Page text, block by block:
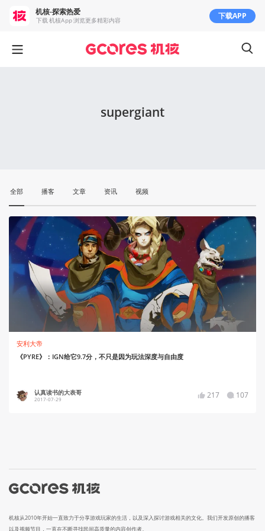
supergiant
全部 播客 文章 资讯 视频
安利大帝
《PYRE》：IGN给它9.7分，不只是因为玩法深度与自由度
认真读书的大表哥
2017-07-29 217 107
机核从2010年开始一直致力于分享游戏玩家的生活，以及深入探讨游戏相关的文化。我们开发原创的播客
以及视频节目，一直在不断寻找民间高质量的内容创作者。
机核-探索热爱
下载 机核App 浏览更多精彩内容 下载APP